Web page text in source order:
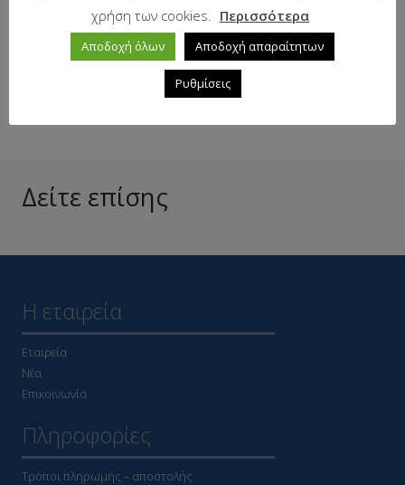
Διαθέσιμο κατόπιν παραγγελίας
Δείτε επίσης
Η εταιρεία
Εταιρεία
Νέα
Επικοινωνία
Πληροφορίες
Τρόποι πληρωμής – αποστολής
χρήση των cookies.
Περισσότερα
Αποδοχή όλων Αποδοχή απαραίτητων
Ρυθμίσεις